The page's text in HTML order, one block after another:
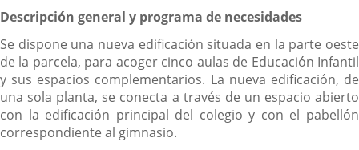
Descripción general y programa de necesidades
Se dispone una nueva edificación situada en la parte oeste
de la parcela, para acoger cinco aulas de Educación Infantil
y sus espacios complementarios. La nueva edificación, de
una sola planta, se conecta a través de un espacio abierto
con la edificación principal del colegio y con el pabellón
correspondiente al gimnasio.